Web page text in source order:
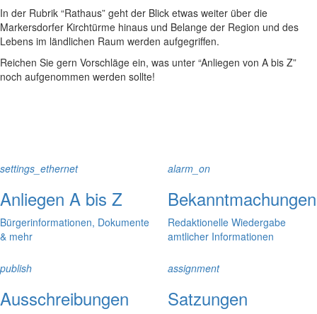
In der Rubrik “Rathaus” geht der Blick etwas weiter über die
Markersdorfer Kirchtürme hinaus und Belange der Region und des
Lebens im ländlichen Raum werden aufgegriffen.
Reichen Sie gern Vorschläge ein, was unter “Anliegen von A bis Z”
noch aufgenommen werden sollte!
settings_ethernet
Anliegen A bis Z
Bürgerinformationen, Dokumente
& mehr
alarm_on
Bekanntmachungen
Redaktionelle Wiedergabe
amtlicher Informationen
publish
Ausschreibungen
assignment
Satzungen